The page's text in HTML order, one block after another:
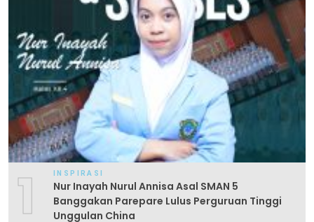
1 INSPIRASI
Nur Inayah Nurul Annisa Asal SMAN 5
Banggakan Parepare Lulus Perguruan Tinggi
Unggulan China